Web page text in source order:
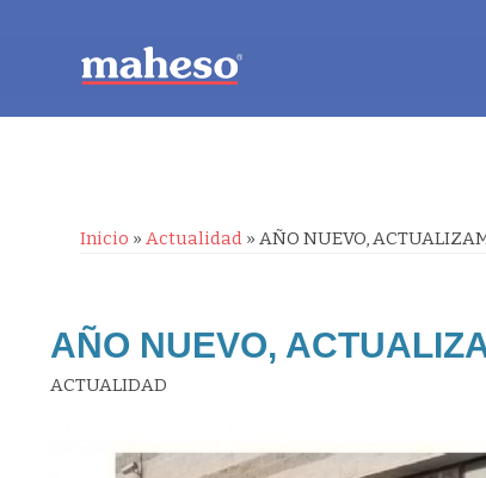
Inicio » Actualidad » AÑO NUEVO,
AÑO NUEVO,
ACTUALIDAD